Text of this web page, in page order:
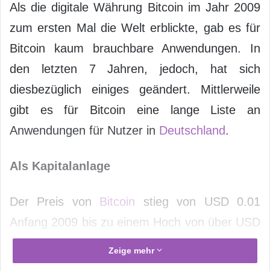
Als die digitale Währung Bitcoin im Jahr 2009
zum ersten Mal die Welt erblickte, gab es für
Bitcoin kaum brauchbare Anwendungen. In
den letzten 7 Jahren, jedoch, hat sich
diesbezüglich einiges geändert. Mittlerweile
gibt es für Bitcoin eine lange Liste an
Anwendungen für Nutzer in Deutschland.
Als Kapitalanlage
Der Preis von Bitcoin stieg von USD 0.01
Anfang 2009 bis zu einem Hoch von über USD
1.200 im Dezember 2013 an. Obwohl der
Preis darauf wieder stark abschwächte und bei
Zeige mehr